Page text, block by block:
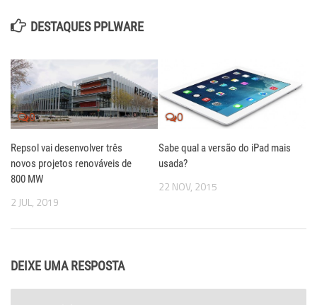
DESTAQUES PPLWARE
0
Repsol vai desenvolver três
novos projetos renováveis de
800 MW
2 JUL, 2019
0
Sabe qual a versão do iPad mais
usada?
22 NOV, 2015
DEIXE UMA RESPOSTA